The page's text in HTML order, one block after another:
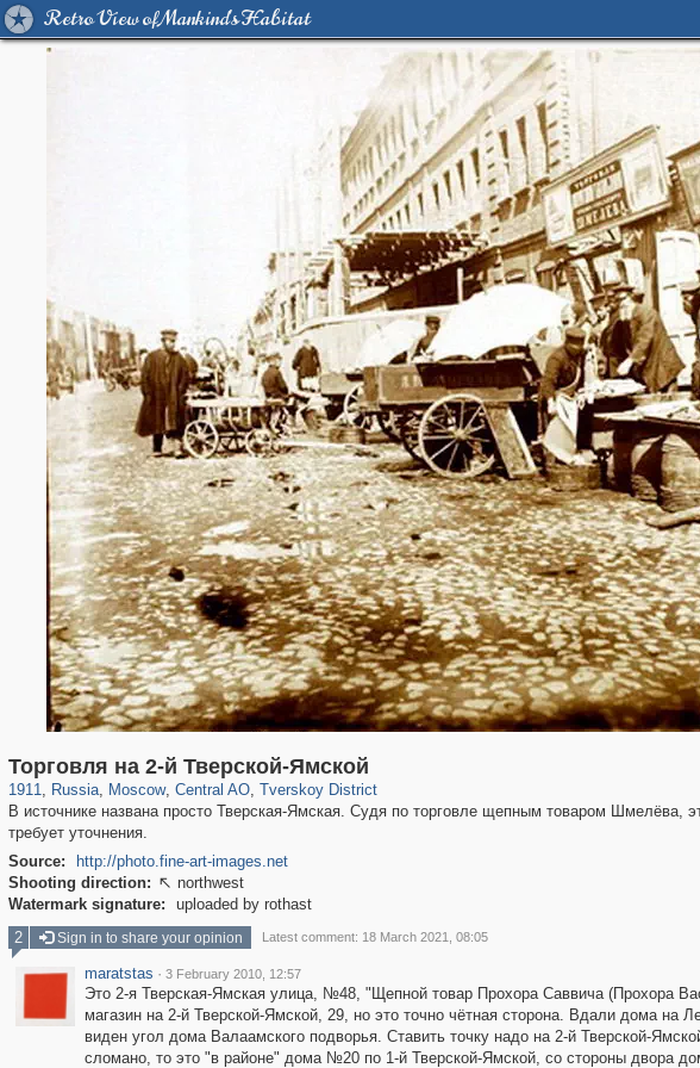
Retro View of Mankind's Habitat
Торговля на 2-й Тверской-Ямской
1911, Russia
1,406,258 29,243
, Moscow
319,780 8,286
, Central AO
159,978 5,916
, Tverskoy District
53,034 2,283
В источнике названа просто Тверская-Ямская. Судя по торговле щепным товаром Шмелёва,
требует уточнения.
Source:
http://photo.fine-art-images.net
Shooting direction:  northwest
Watermark signature:
uploaded by rothast
2 Sign in to share your opinion Latest comment: 18 March 2021, 08:05
maratstas · 3 February 2010, 12:57
Это 2-я Тверская-Ямская улица, №48, "Щепной товар Прохора Саввича (Прохора
магазин на 2-й Тверской-Ямской, 29, но это точно чётная сторона. Вдали дома на
виден угол дома Валаамского подворья. Ставить точку надо на 2-й Тверской-
сломано, то это "в районе" дома №20 по 1-й Тверской-Ямской, со стороны двора